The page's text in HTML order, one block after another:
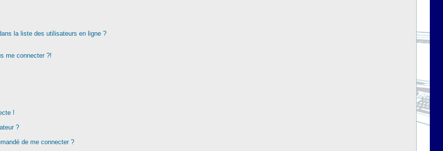
la liste des utilisateurs en ligne ?
me connecter ?!
!
?
de me connecter ?